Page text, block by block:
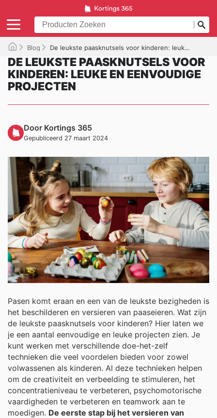
Blog De leukste paasknutsels voor kinderen: leuke en eenvoudige projecten
DE LEUKSTE PAASKNUTSELS VOOR
KINDEREN: LEUKE EN EENVOUDIGE
PROJECTEN
Door Kortings 365
Gepubliceerd 27 maart 2024
Pasen komt eraan en een van de leukste bezigheden is
het beschilderen en versieren van paaseieren. Wat zijn
de leukste paasknutsels voor kinderen? Hier laten we
je een aantal eenvoudige en leuke projecten zien. Je
kunt werken met verschillende doe-het-zelf
technieken die veel voordelen bieden voor zowel
volwassenen als kinderen. Al deze technieken helpen
om de creativiteit en verbeelding te stimuleren, het
concentratieniveau te verbeteren, psychomotorische
vaardigheden te verbeteren en teamwork aan te
moedigen. De eerste stap bij het versieren van